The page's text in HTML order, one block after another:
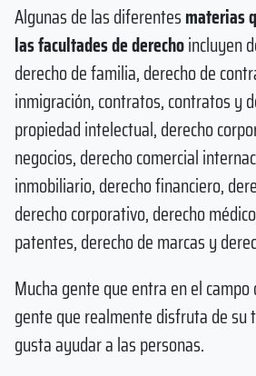
Algunas de las diferentesmaterias
las facultades de derechoincluyen
derecho de familia, derecho de
inmigración, contratos, contratos y
propiedad intelectual, derecho
negocios, derecho comercial
inmobiliario, derecho financiero,
derecho corporativo, derecho
patentes, derecho de marcas y
Mucha gente que entra en el
gente que realmente disfruta de su
gusta ayudar a las personas.